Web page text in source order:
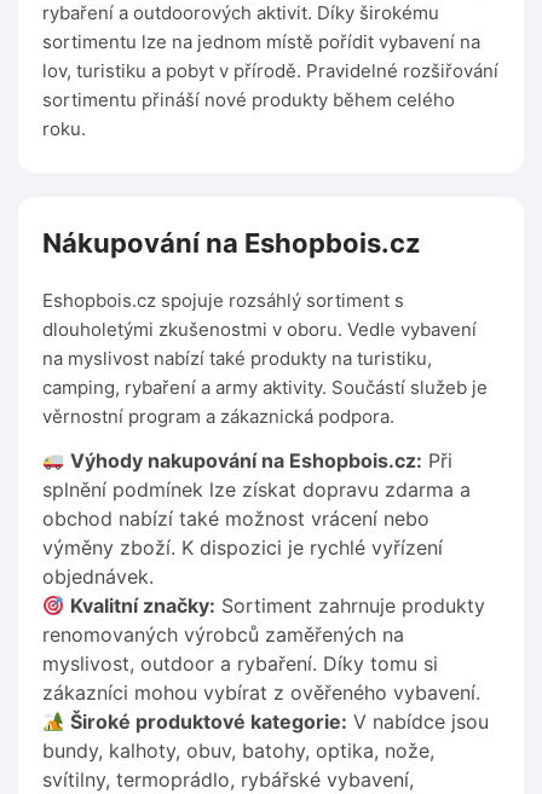
rybaření a outdoorových aktivit. Díky širokému
sortimentu lze na jednom místě pořídit vybavení na
lov, turistiku a pobyt v přírodě. Pravidelné rozšiřování
sortimentu přináší nové produkty během celého
roku.
Nákupování na Eshopbois.cz
Eshopbois.cz spojuje rozsáhlý sortiment s
dlouholetými zkušenostmi v oboru. Vedle vybavení
na myslivost nabízí také produkty na turistiku,
camping, rybaření a army aktivity. Součástí služeb je
věrnostní program a zákaznická podpora.
Výhody nakupování na Eshopbois.cz: Při
splnění podmínek lze získat dopravu zdarma a
obchod nabízí také možnost vrácení nebo
výměny zboží. K dispozici je rychlé vyřízení
objednávek.
Kvalitní značky: Sortiment zahrnuje produkty
renomovaných výrobců zaměřených na
myslivost, outdoor a rybaření. Díky tomu si
zákazníci mohou vybírat z ověřeného vybavení.
Široké produktové kategorie: V nabídce jsou
bundy, kalhoty, obuv, batohy, optika, nože,
svítilny, termoprádlo, rybářské vybavení,